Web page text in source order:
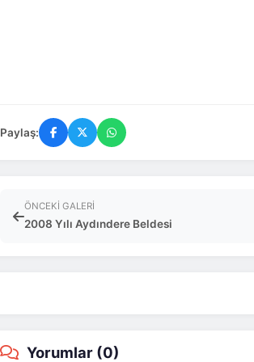
Paylaş:
ÖNCEKI GALERI
2008 Yılı Aydındere Beldesi
Yorumlar (0)